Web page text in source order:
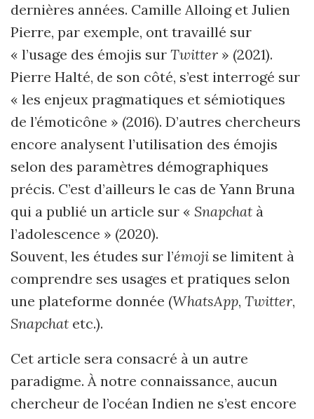
dernières années. Camille Alloing et Julien
Pierre, par exemple, ont travaillé sur
« l’usage des émojis sur Twitter » (2021).
Pierre Halté, de son côté, s’est interrogé sur
« les enjeux pragmatiques et sémiotiques
de l’émoticône » (2016). D’autres chercheurs
encore analysent l’utilisation des émojis
selon des paramètres démographiques
précis. C’est d’ailleurs le cas de Yann Bruna
qui a publié un article sur « Snapchat à
l’adolescence » (2020).
Souvent, les études sur l’émoji se limitent à
comprendre ses usages et pratiques selon
une plateforme donnée (WhatsApp, Twitter,
Snapchat etc.).
Cet article sera consacré à un autre
paradigme. À notre connaissance, aucun
chercheur de l’océan Indien ne s’est encore